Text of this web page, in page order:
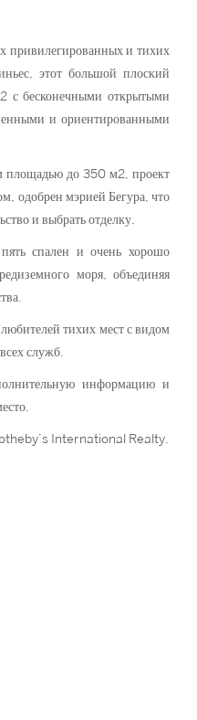
привилегированных и тихих
этот большой плоский
с бесконечными открытыми
и ориентированными
площадью до 350 м2, проект
одобрен мэрией Бегура, что
и выбрать отделку.
спален и очень хорошо
моря, объединяя
тихих мест с видом
служб.
информацию и
International Realty.